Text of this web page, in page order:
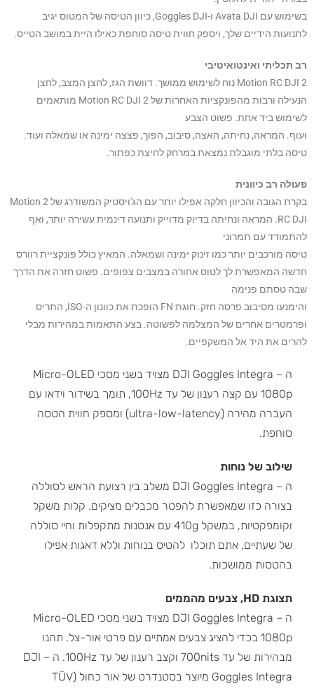
בשימוש עם Avata DJI ו-Goggles DJI, כיוון הטיסה של המטוס יגיב
לתנועות הידיים שלך, ויספק חווית טיסה סוחפת כאילו היית במושב הטייס.
רב תכליתי ואינטואיטיבי
2 Motion RC DJI נוח לשימוש ממושך. דוושת הגז, לחצן המצב, לחצן
הנעילה ורבות מהפונקציות האחרות של 2 Motion RC DJI מותאמים
לשימוש ביד אחת. פשוט הצבע
ועוף. המראה, נחיתה, האצה, סיבוב, הפוך, פצצה ימינה או שמאלה ועוד.
טיסה בלתי מוגבלת נמצאת במרחק לחיצת כפתור.
פעולה רב כיוונית
בקרת הגובה והכיוון חלקה אפילו יותר עם הג'ויסטיק המשודרג של 2 Motion
RC DJI. המראה ונחיתה בדיוק מדוייק ותנועה דינמית עשירה יותר, ואף
להתמודד עם תמרוני
טיסה מורכבים יותר כמו זינוק ימינה ושמאלה. המאיץ כולל פונקציית רוורס
חדשה המאפשרת לך לטוס אחורה במצבים צפופים. פשוט חזרה את הדרך
שבה טסתם פנימה
והימנעו מסיבוב פרסה חזק. חוגת FN הופכת את כוונון ה-ISO, התריס
ופרמטרים אחרים של המצלמה לפשוטה. בצע התאמות במהירות מבלי
להרים את היד אל המשקפיים.
ה – DJI Goggles Integra מצויד בשני מסכי Micro-OLED
1080p עם קצה רענון של עד 100Hz, תומך בשידור וידאו עם
העברה מהירה (ultra-low-latency) ומספק חווית הטסה
סוחפת.
שילוב של נוחות
ה – DJI Goggles Integra משלב בין רצועת הראש לסוללה
בצורה כזו שמאפשרת להפטר מכבלים מציקים. קלות משקל
וקומפקטיות, במשקל 410g עם אנטנות מתקפלות וחיי סוללה
של שעתיים, אתם תוכלו להטיס בנוחות וללא דאגות אפילו
בהטסות ממושכות.
תצוגת HD, צבעים מהממים
ה – DJI Goggles Integra מצויד בשני מסכי Micro-OLED
1080p בכדי להציג צבעים אמתיים עם פרטי אור-צל. תהנו
מבהירות של עד 700nits וקצב רענון של עד 100Hz. ה – DJI
Goggles Integra מיוצר בסטנדרט של אור כחול (TÜV